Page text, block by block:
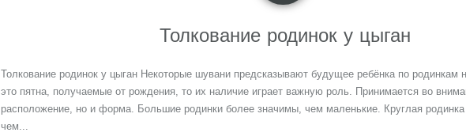
Толкование родинок у цыган
Толкование родинок у цыган Некоторые шувани предсказывают будущее ребёнка по родинкам
это пятна, получаемые от рождения, то их наличие играет важную роль. Принимается во
расположение, но и форма. Большие родинки более значимы, чем маленькие. Круглая родинка
чем...